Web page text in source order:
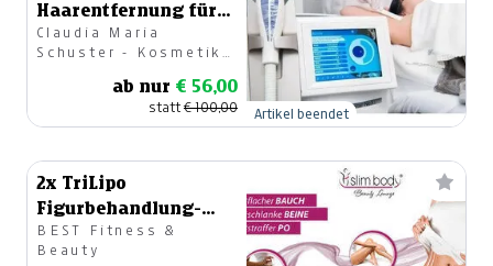
Haarentfernung für
Frauen - 100 €
Gutschein
Claudia Maria
Schuster - Kosmetik
ab nur € 56,00
statt€ 100,00 Artikel beendet
2x TriLipo
Figurbehandlung-
Bauchpaket
BEST Fitness &
Beauty